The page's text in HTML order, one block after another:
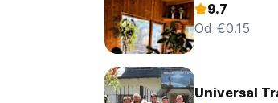
9.7
Od €0.15
Universal